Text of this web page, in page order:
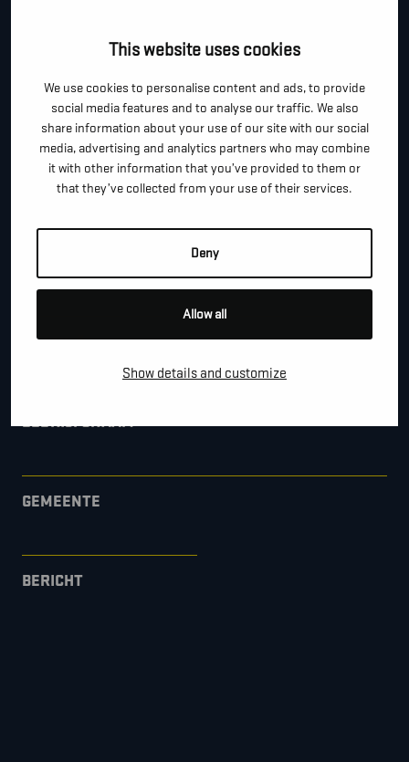
This website uses cookies
We use cookies to personalise content and ads, to provide
social media features and to analyse our traffic. We also
share information about your use of our site with our social
media, advertising and analytics partners who may combine
it with other information that you’ve provided to them or
that they’ve collected from your use of their services.
Deny
Allow all
Show details and customize
Je kan dit formulier gebruiken om meer informatie te
hallo te zeggen.
" geeft vereiste velden aan
VOOR- EN ACHTERNAAM *
E-MAIL *
BEDRIJFSNAAM
GEMEENTE
BERICHT